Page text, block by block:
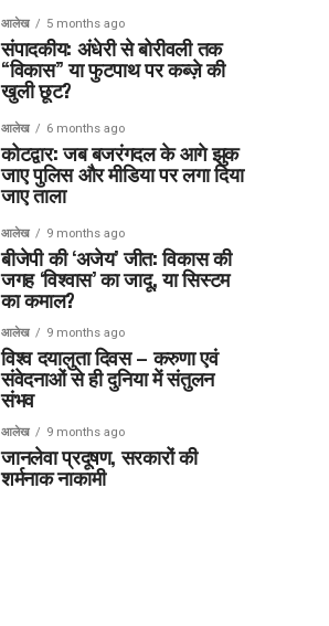
आलेख 5 months ago
संपादकीय: अंधेरी से बोरीवली तक
“विकास” या फुटपाथ पर कब्ज़े की
खुली छूट?
आलेख 6 months ago
कोटद्वार: जब बजरंगदल के आगे झुक
जाए पुलिस और मीडिया पर लगा दिया
जाए ताला
आलेख 9 months ago
बीजेपी की ‘अजेय’ जीत: विकास की
जगह ‘विश्वास’ का जादू, या सिस्टम
का कमाल?
आलेख 9 months ago
विश्व दयालुता दिवस – करुणा एवं
संवेदनाओं से ही दुनिया में संतुलन
संभव
आलेख 9 months ago
जानलेवा प्रदूषण, सरकारों की
शर्मनाक नाकामी